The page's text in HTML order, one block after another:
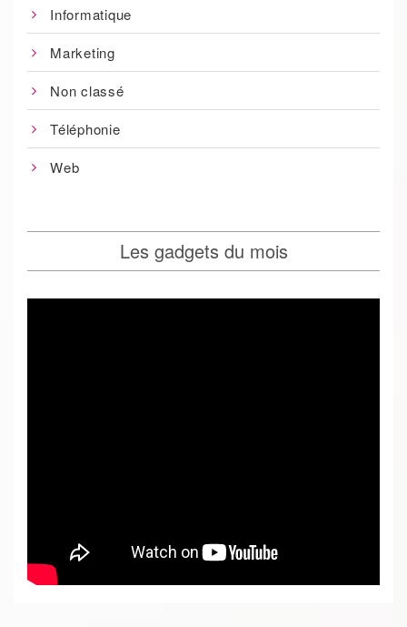
Informatique
Marketing
Non classé
Téléphonie
Web
Les gadgets du mois